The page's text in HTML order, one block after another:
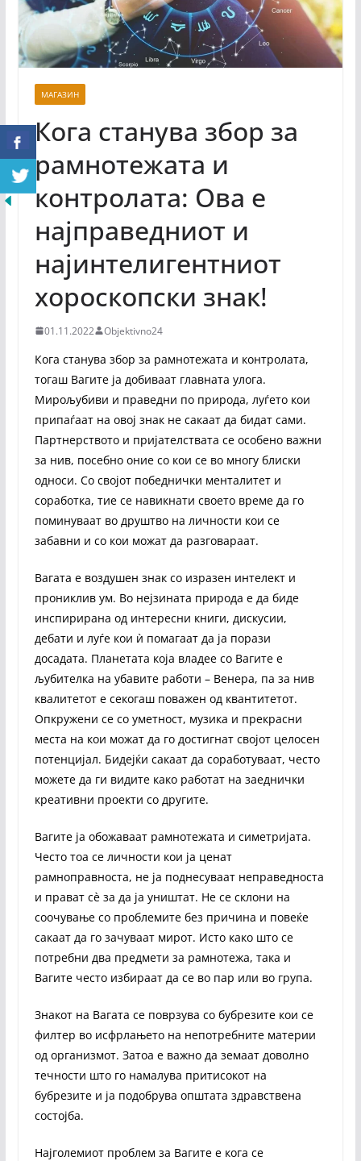
МАГАЗИН
Кога станува збор за
рамнотежата и
контролата: Ова е
најправедниот и
најинтелигентниот
хороскопски знак!
01.11.2022 Objektivno24
Кога станува збор за рамнотежата и контролата,
тогаш Вагите ја добиваат главната улога.
Мирољубиви и праведни по природа, луѓето кои
припаѓаат на овој знак не сакаат да бидат сами.
Партнерството и пријателствата се особено важни
за нив, посебно оние со кои се во многу блиски
односи. Со својот победнички менталитет и
соработка, тие се навикнати своето време да го
поминуваат во друштво на личности кои се
забавни и со кои можат да разговараат.
Вагата е воздушен знак со изразен интелект и
прониклив ум. Во нејзината природа е да биде
инспирирана од интересни книги, дискусии,
дебати и луѓе кои ѝ помагаат да ја порази
досадата. Планетата која владее со Вагите е
љубителка на убавите работи – Венера, па за нив
квалитетот е секогаш поважен од квантитетот.
Опкружени се со уметност, музика и прекрасни
места на кои можат да го достигнат својот целосен
потенцијал. Бидејќи сакаат да соработуваат, често
можете да ги видите како работат на заеднички
креативни проекти со другите.
Вагите ја обожаваат рамнотежата и симетријата.
Често тоа се личности кои ја ценат
рамноправноста, не ја поднесуваат неправедноста
и прават сѐ за да ја уништат. Не се склони на
соочување со проблемите без причина и повеќе
сакаат да го зачуваат мирот. Исто како што се
потребни два предмети за рамнотежа, така и
Вагите често избираат да се во пар или во група.
Знакот на Вагата се поврзува со бубрезите кои се
филтер во исфрлањето на непотребните материи
од организмот. Затоа е важно да земаат доволно
течности што го намалува притисокот на
бубрезите и ја подобрува општата здравствена
состојба.
Најголемиот проблем за Вагите е кога се